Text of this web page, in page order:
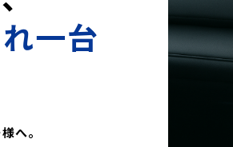
一台
へ。